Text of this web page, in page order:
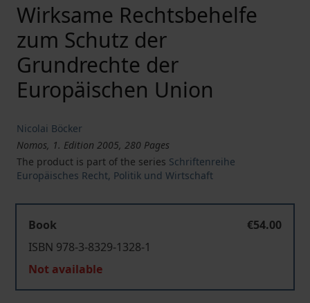
Wirksame Rechtsbehelfe
zum Schutz der
Grundrechte der
Europäischen Union
Nicolai Böcker
Nomos, 1. Edition 2005, 280 Pages
The product is part of the series Schriftenreihe
Europäisches Recht, Politik und Wirtschaft
Book
€54.00
ISBN 978-3-8329-1328-1
Not available